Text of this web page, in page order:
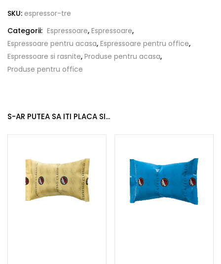
SKU: espressor-tre
Categorii: Espressoare, Espressoare,
Espressoare pentru acasa, Espressoare pentru office,
Espressoare si rasnite, Produse pentru acasa,
Produse pentru office
S-AR PUTEA SA ITI PLACA SI...